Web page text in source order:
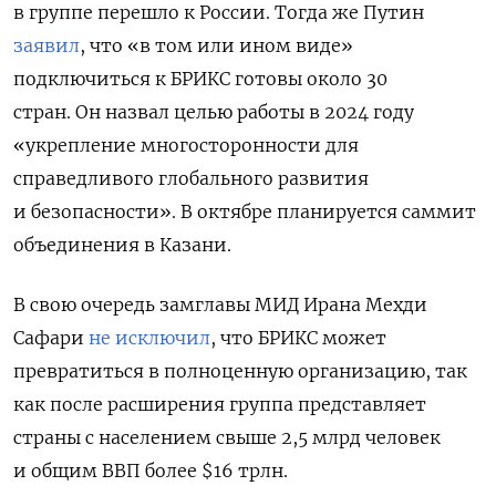
в группе перешло к России. Тогда же Путин
заявил, что «в том или ином виде»
подключиться к БРИКС готовы около 30
стран. Он назвал целью работы в 2024 году
«укрепление многосторонности для
справедливого глобального развития
и безопасности». В октябре планируется саммит
объединения в Казани.
В свою очередь замглавы МИД Ирана Мехди
Сафари не исключил, что БРИКС может
превратиться в полноценную организацию, так
как после расширения группа представляет
страны с населением свыше 2,5 млрд человек
и общим ВВП более $16 трлн.